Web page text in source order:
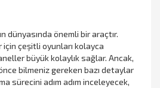
dünyasında önemli bir araçtır.
çeşitli oyunları kolayca
büyük kolaylık sağlar. Ancak,
bilmeniz gereken bazı detaylar
sürecini adım adım inceleyecek,